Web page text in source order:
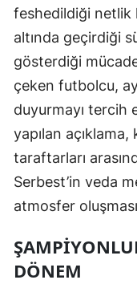
feshedildiği netlik
altında geçirdiği
gösterdiği
çeken futbolcu,
duyurmayı tercih
yapılan
taraftarları
Serbest’in veda
atmosfer
DÖNEM